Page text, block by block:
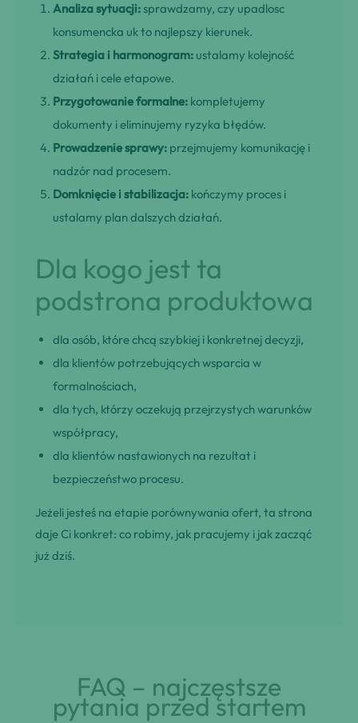
Analiza sytuacji: sprawdzamy, czy upadlosc
konsumencka uk to najlepszy kierunek.
Strategia i harmonogram: ustalamy kolejność
działań i cele etapowe.
Przygotowanie formalne: kompletujemy
dokumenty i eliminujemy ryzyka błędów.
Prowadzenie sprawy: przejmujemy komunikację i
nadzór nad procesem.
Domknięcie i stabilizacja: kończymy proces i
ustalamy plan dalszych działań.
Dla kogo jest ta
podstrona produktowa
dla osób, które chcą szybkiej i konkretnej decyzji,
dla klientów potrzebujących wsparcia w
formalnościach,
dla tych, którzy oczekują przejrzystych warunków
współpracy,
dla klientów nastawionych na rezultat i
bezpieczeństwo procesu.
Jeżeli jesteś na etapie porównywania ofert, ta strona
daje Ci konkret: co robimy, jak pracujemy i jak zacząć
już dziś.
FAQ – najczęstsze
pytania przed startem